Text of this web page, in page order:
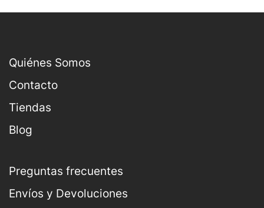
Quiénes Somos
Contacto
Tiendas
Blog
Preguntas frecuentes
Envíos y Devoluciones